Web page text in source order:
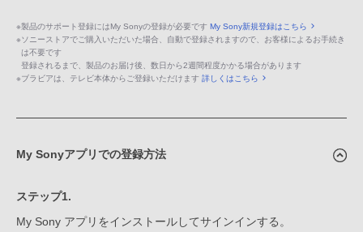
※製品のサポート登録にはMy Sonyの登録が必要です My Sony新規登録はこちら
※ソニーストアでご購入いただいた場合、自動で登録されますので、お客様によるお手続き
は不要です
登録されるまで、製品のお届け後、数日から2週間程度かかる場合があります
※ブラビアは、テレビ本体からご登録いただけます 詳しくはこちら
My Sonyアプリでの登録方法
ステップ1.
My Sony アプリをインストールしてサインインする。